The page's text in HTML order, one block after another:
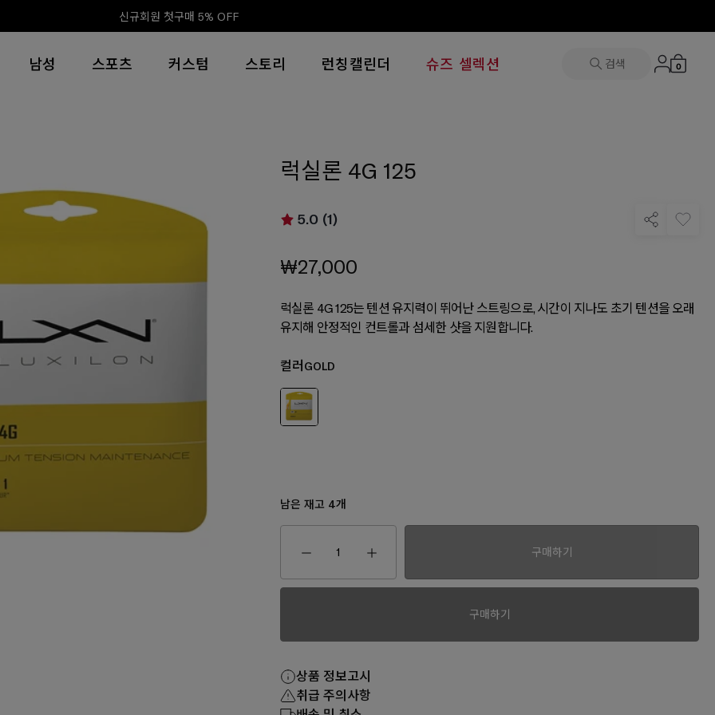
신규회원 첫구매 5% OFF
남성 스포츠 커스텀 스토리 런칭캘린더 슈즈 셀렉션 검색 0
럭실론 4G 125
5.0 (1)
₩27,000
럭실론 4G 125는 텐션 유지력이 뛰어난 스트링으로, 시간이 지나도 초기 텐션을 오래
유지해 안정적인 컨트롤과 섬세한 샷을 지원합니다.
컬러 GOLD
남은 재고 4개
구매하기
구매하기
상품 정보고시
취급 주의사항
₩150,000